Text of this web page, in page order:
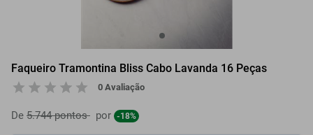
Faqueiro Tramontina Bliss Cabo Lavanda 16 Peças
0 Avaliação
De 5.744 pontos por -18%